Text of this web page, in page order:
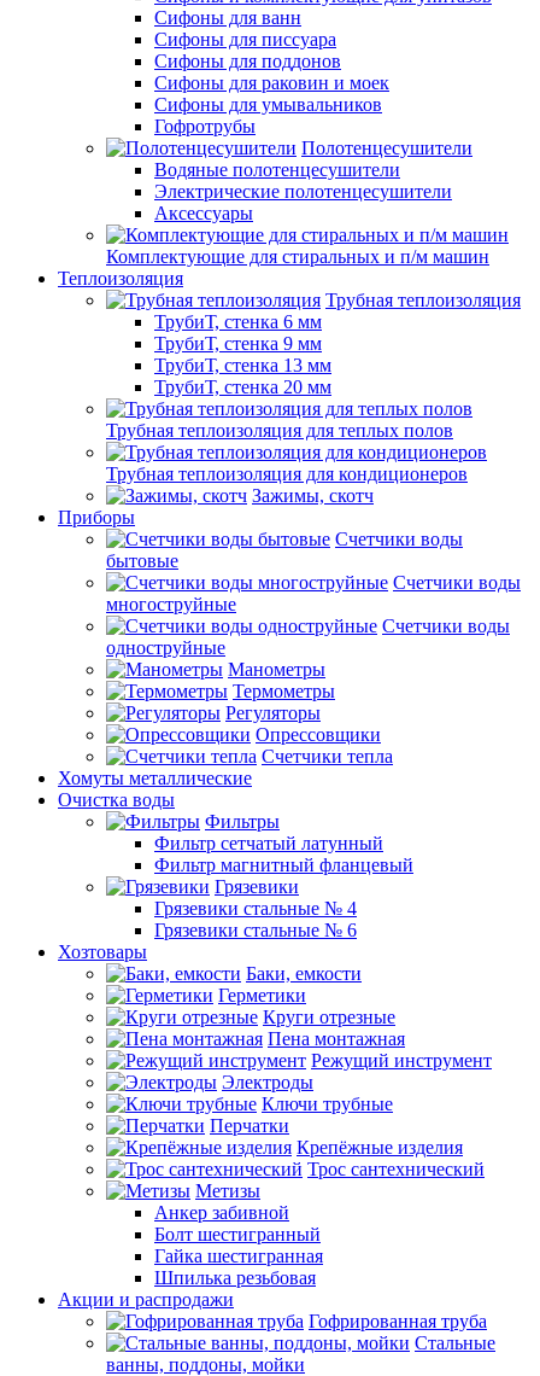
Сифоны для ванн
Сифоны для писсуара
Сифоны для поддонов
Сифоны для раковин и моек
Сифоны для умывальников
Гофротрубы
Полотенцесушители
Водяные полотенцесушители
Электрические полотенцесушители
Аксессуары
Комплектующие для стиральных и п/м машин
Теплоизоляция
Трубная теплоизоляция
ТрубиТ, стенка 6 мм
ТрубиТ, стенка 9 мм
ТрубиТ, стенка 13 мм
ТрубиТ, стенка 20 мм
Трубная теплоизоляция для теплых полов
Трубная теплоизоляция для кондиционеров
Зажимы, скотч
Приборы
Счетчики воды
бытовые
Счетчики воды
многоструйные
Счетчики воды
одноструйные
Манометры
Термометры
Регуляторы
Опрессовщики
Счетчики тепла
Хомуты металлические
Очистка воды
Фильтры
Фильтр сетчатый латунный
Фильтр магнитный фланцевый
Грязевики
Грязевики стальные № 4
Грязевики стальные № 6
Хозтовары
Баки, емкости
Герметики
Круги отрезные
Пена монтажная
Режущий инструмент
Электроды
Ключи трубные
Перчатки
Крепёжные изделия
Трос сантехнический
Метизы
Анкер забивной
Болт шестигранный
Гайка шестигранная
Шпилька резьбовая
Акции и распродажи
Гофрированная труба
Стальные
ванны, поддоны, мойки